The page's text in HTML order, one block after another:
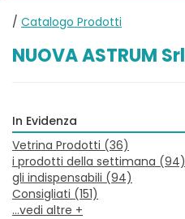
/ Catalogo Prodotti
NUOVA ASTRUM Srl
In Evidenza
Vetrina Prodotti (36)
i prodotti della settimana (94)
gli indispensabili (94)
Consigliati (151)
...vedi altre +